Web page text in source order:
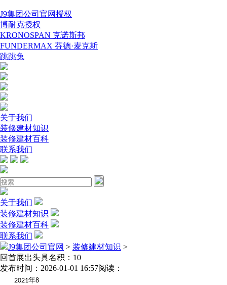
J9集团公司官网授权
博耐克授权
KRONOSPAN 克诺斯邦
FUNDERMAX 芬德·麦克斯
跳跳兔
关于我们
装修建材知识
装修建材百科
联系我们
关于我们
装修建材知识
装修建材百科
联系我们
J9集团公司官网 > 装修建材知识 >
回首展出头具名积：10
发布时间：2026-01-01 16:57阅读：
2021年8